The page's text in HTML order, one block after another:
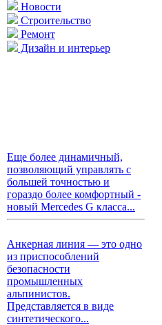
Новости
Строительство
Ремонт
Дизайн и интерьер
Еще более динамичный,
позволяющий управлять с
большей точностью и
гораздо более комфортный -
новый Mercedes G класса...
Анкерная линия — это одно
из приспособлений
безопасности
промышленных
альпинистов.
Представляется в виде
синтетического...